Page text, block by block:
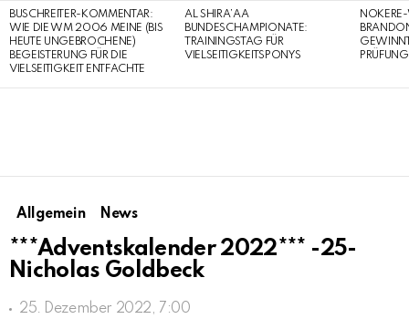
BUSCHREITER-KOMMENTAR:
WIE DIE WM 2006 MEINE (BIS
HEUTE UNGEBROCHENE)
BEGEISTERUNG FÜR DIE
VIELSEITIGKEIT ENTFACHTE
AL SHIRA’AA
BUNDESCHAMPIONATE:
TRAININGSTAG FÜR
VIELSEITIGKEITSPONYS
PRÜFUNG
Allgemein News
***Adventskalender 2022*** -25-
Nicholas Goldbeck
25. Dezember 2022, 7:00